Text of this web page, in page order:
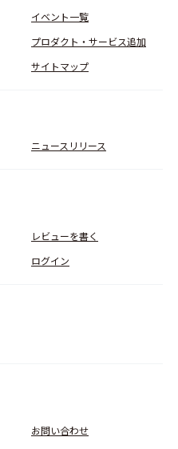
イベント一覧
プロダクト・サービス追加
サイトマップ
ニュースリリース
レビューを書く
ログイン
お問い合わせ